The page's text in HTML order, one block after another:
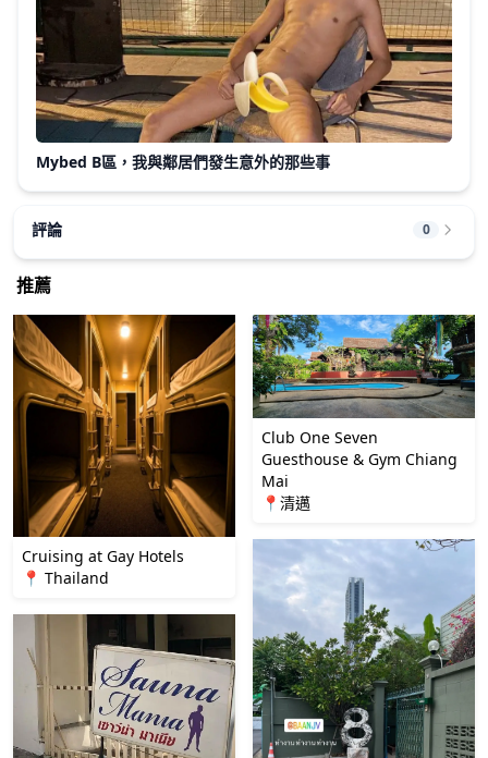
Mybed B區，我與鄰居們發生意外的那些事
評論 0
推薦
Cruising at Gay Hotels
📍 Thailand
Club One Seven
Guesthouse & Gym Chiang
Mai
📍清邁